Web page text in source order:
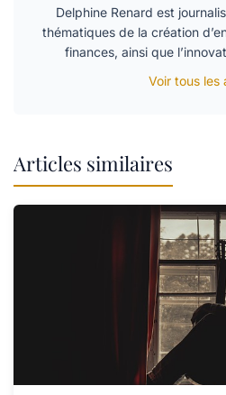
Delphine Renard est
thématiques de la création
finances, ainsi que
Voir tous les
Articles similaires